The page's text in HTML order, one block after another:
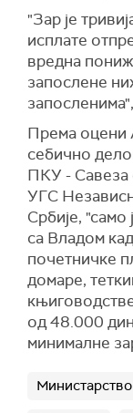
"Зар је
исплате
вредна
запослене
Према оцени
себично
ПКУ - Савеза
УГС
Србије, "само
са Владом
почетничке
домаре,
од 48.000
минималне